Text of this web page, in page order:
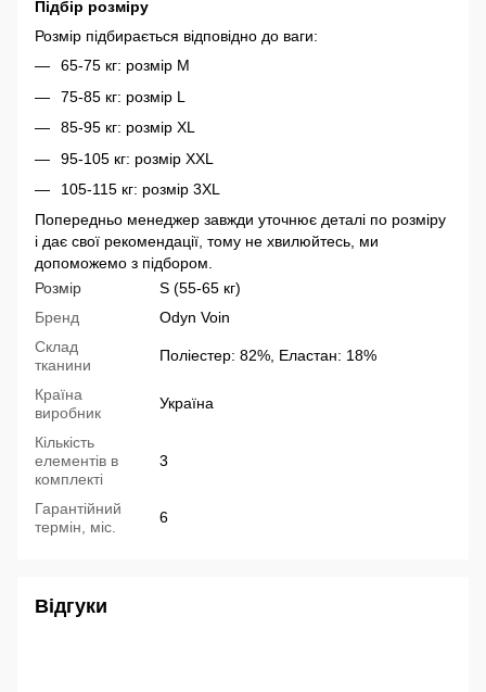
Підбір розміру
Розмір підбирається відповідно до ваги:
65-75 кг: розмір М
75-85 кг: розмір L
85-95 кг: розмір XL
95-105 кг: розмір XXL
105-115 кг: розмір 3XL
Попередньо менеджер завжди уточнює деталі по розміру
і дає свої рекомендації, тому не хвилюйтесь, ми
допоможемо з підбором.
Розмір
S (55-65 кг)
Бренд
Odyn Voin
Склад
тканини
Поліестер: 82%, Еластан: 18%
Країна
виробник
Україна
Кількість
елементів в
комплекті
3
Гарантійний
термін, міс.
6
Відгуки